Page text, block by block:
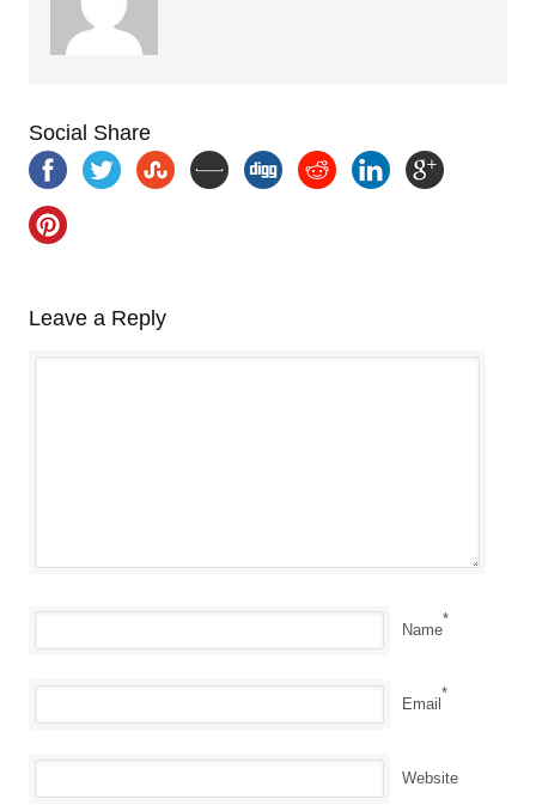
Social Share
Leave a Reply
Name
*
Email
*
Website